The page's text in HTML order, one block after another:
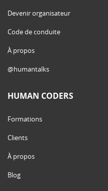
Devenir organisateur
Code de conduite
À propos
@humantalks
HUMAN CODERS
Formations
Clients
À propos
Blog